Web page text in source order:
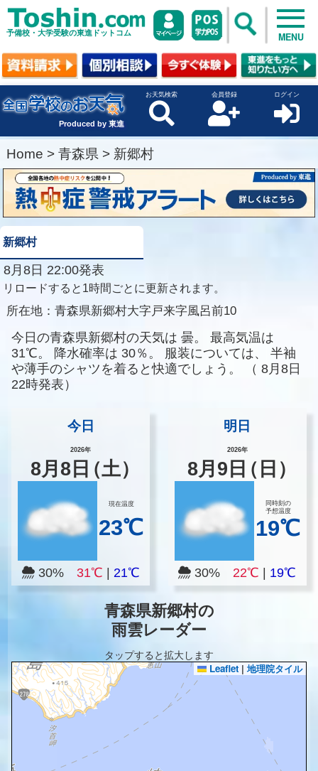
予備校・大学受験の東進ドットコム MENU
Produced by 東進
お天気検索 会員登録 ログイン
Home > 青森県 > 新郷村
新郷村
8月8日 22:00発表
リロードすると1時間ごとに更新されます。
所在地： 青森県新郷村大字戸来字風呂前10
今日の青森県新郷村の天気は 曇。
最高気温は
31℃。
降水確率は 30％。 服装については、
半袖
や薄手のシャツを着ると快適でしょう。
（ 8月8日
22時発表）
今日
2026年
8月8 日（土）
現在温度
23℃
30% 31℃ 21℃
明日
2026年
8月 9 日（日）
同時刻の
予想温度
19℃
30%22℃ 19℃
青森県新郷村の
雨雲レーダー
タップすると拡大します
Leaflet | 地理院タイル